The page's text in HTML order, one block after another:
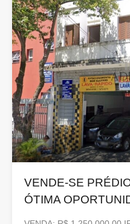
VENDE-SE
ÓTIMA